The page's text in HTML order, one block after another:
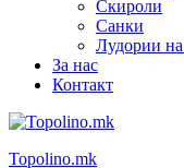
Скироли
Санки
Лудории на
За нас
Контакт
Topolino.mk